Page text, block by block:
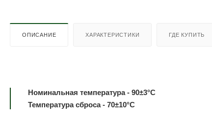
ОПИСАНИЕ ХАРАКТЕРИСТИКИ ГДЕ КУПИТЬ
Номинальная температура - 90±3°С
Температура сброса - 70±10°С